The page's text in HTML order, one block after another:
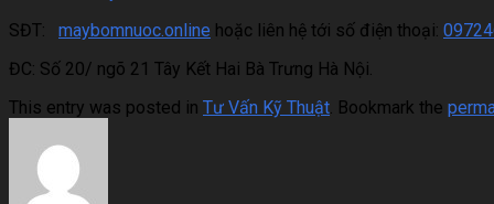
SĐT: maybomnuoc.online hoặc liên hệ tới số điện thoại:
ĐC: Số 20/ ngõ 21 Tây Kết Hai Bà Trưng Hà Nội.
This entry was posted in Tư Vấn Kỹ Thuật . Bookmark the